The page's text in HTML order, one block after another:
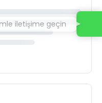
iletişime geçin